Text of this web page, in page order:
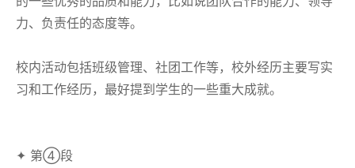
力、负责任的态度等。
校内活动包括班级管理、社团工作等，校外经历主要写实
习和工作经历，最好提到学生的一些重大成就。
✦ 第④段